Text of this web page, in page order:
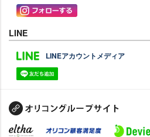
LINE
LINEアカウントメディア